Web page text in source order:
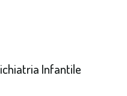
Infantile